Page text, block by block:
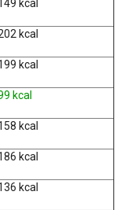
kcal
kcal
kcal
kcal
kcal
kcal
kcal